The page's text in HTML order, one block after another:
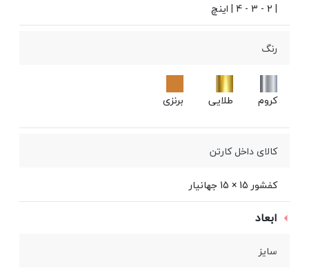
| 2 - 3 - 4 | اینچ
رنگ
کروم طلایی برنزی
کالای داخل کارتن
کفشور 15 × 15 جهانیار
ابعاد
سایز